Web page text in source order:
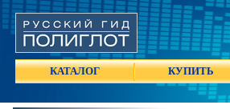
КАТАЛОГ КУПИТЬ